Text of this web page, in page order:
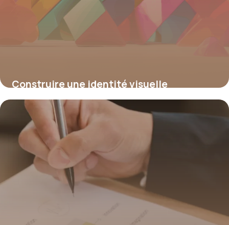
Construire une identité visuelle
impactante grâce à un logo distinctif
15 juin 2026